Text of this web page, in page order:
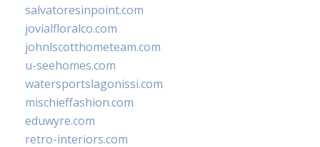
salvatoresinpoint.com
jovialfloralco.com
johnlscotthometeam.com
u-seehomes.com
watersportslagonissi.com
mischieffashion.com
eduwyre.com
retro-interiors.com